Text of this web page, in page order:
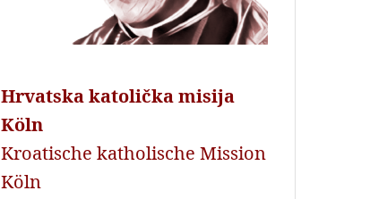
Hrvatska katolička misija
Köln
Kroatische katholische Mission
Köln